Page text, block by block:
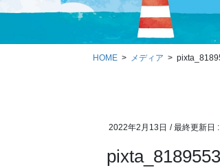
HOME メディア
2022年2月13日 / 最終更新日